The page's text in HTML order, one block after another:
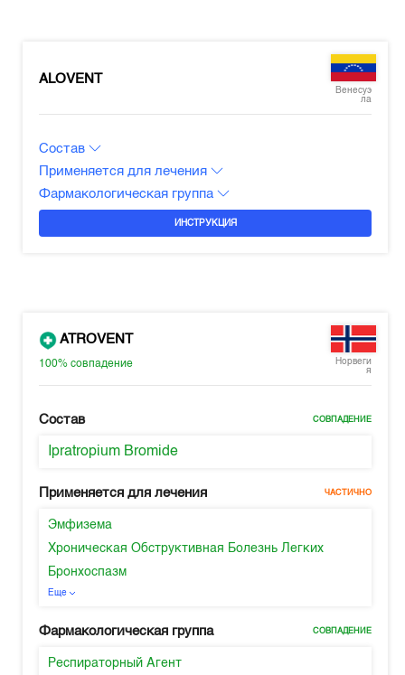
ALOVENT
Венесуэ
ла
Состав
Применяется для лечения
Фармакологическая группа
ИНСТРУКЦИЯ
ATROVENT
100%совпадение
Норвеги
я
Состав СОВПАДЕНИЕ
Ipratropium Bromide
Применяется для лечения ЧАСТИЧНО
Эмфизема
Хроническая Обструктивная Болезнь Легких
Бронхоспазм
Еще
Фармакологическая группа СОВПАДЕНИЕ
Респираторный Агент